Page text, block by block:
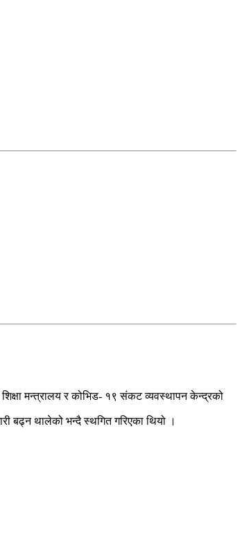
शिक्षा मन्त्रालय र कोभिड- १९ संकट व्यवस्थापन केन्द्रको
बढ्न थालेको भन्दै स्थगित गरिएका थियो ।